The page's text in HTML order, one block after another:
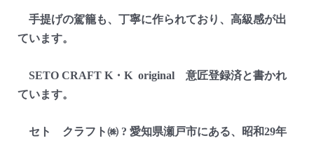
手提げの駕籠も、丁寧に作られており、高級感が出
ています。
SETO CRAFT K・K original 意匠登録済と書かれ
ています。
セト クラフト㈱ ? 愛知県瀬戸市にある、昭和29年